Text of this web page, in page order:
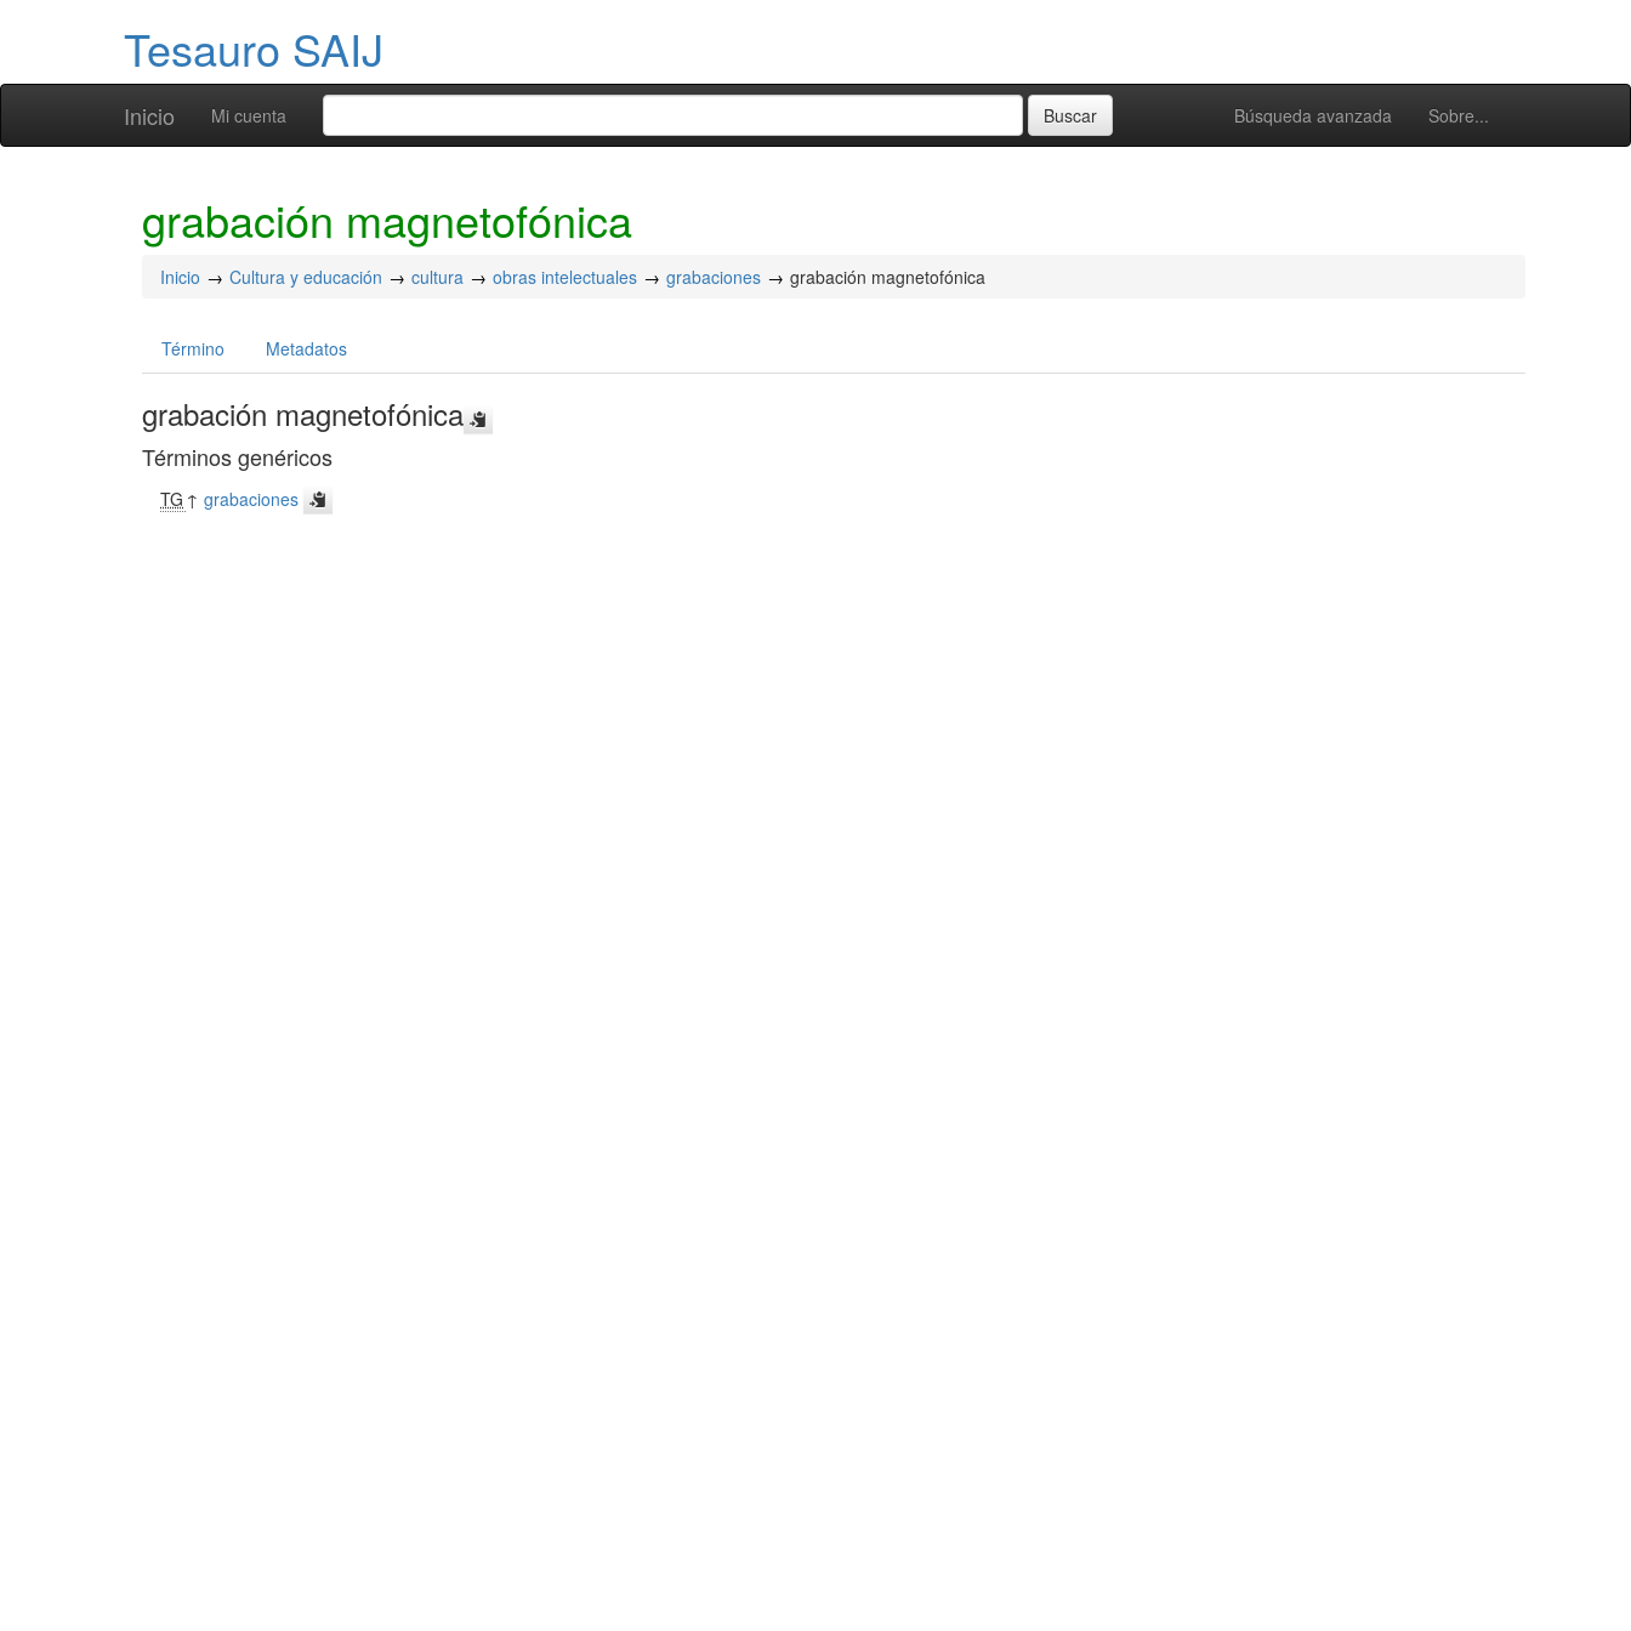
Tesauro SAIJ
Inicio Búsqueda avanzada Sobre...
Mi cuenta
grabación magnetofónica
Inicio Cultura y educación cultura obras intelectuales grabaciones grabación magnetofónica
Término Metadatos
grabación magnetofónica
Términos genéricos
TG ↑grabaciones